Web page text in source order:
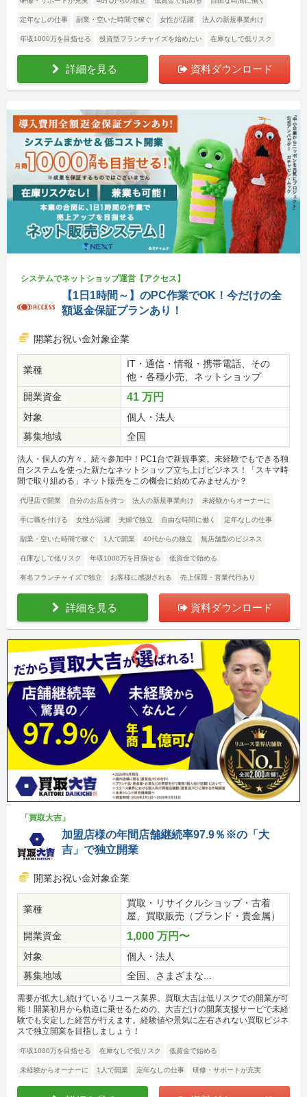
定年なしの仕事 副業・空いた時間で稼ぐ 女性が活躍 法人の新規事業向け
年収1000万を目指せる 投資型フランチャイズを始めたい 在庫なしで低リスク
詳細を見る 資料ダウンロード
システムでネットショップ運営【アクセス】
【1日1時間～】のPC作業でOK！今だけの全
額返金保証プランあり！
開業お祝い金対象企業
業種
IT・通信・情報・携帯電話、その
他・各種小売、ネットショップ
開業資金
41 万円
対象
個人・法人
募集地域
全国
法人・個人の方々、続々参加中！PC1台で新規事業。未経験でもできる独
自システムを使った新たなネットショップ立ち上げビジネス！「スキマ時
間で取り組める」ネット販売をこの機会に始めてみませんか？
代理店で開業 自分のお店を持つ 法人の新規事業向け 未経験からオーナーに
手に職を付ける 女性が活躍 夫婦で独立 自由な時間に働く 定年なしの仕事
副業・空いた時間で稼ぐ 1人で開業 40代からの独立 無店舗型のビジネス
在庫なしで低リスク 年収1000万を目指せる 低資金で始める
有名フランチャイズで独立 お客様に感謝される 売上保障・営業代行あり
詳細を見る 資料ダウンロード
「買取大吉」
加盟店様の年間店舗継続率97.9％※の「大
吉」で独立開業
開業お祝い金対象企業
業種
買取・リサイクルショップ・古着
屋、買取販売（ブランド・貴金属）
開業資金
1,000 万円〜
対象
個人・法人
募集地域
全国、さまざまな...
需要が拡大し続けているリユース業界。買取大吉は低リスクでの開業が可
能！開業初月から軌道に乗せるための、大吉だけの開業支援サービで未経
験でも安定した経営が行えます。経験値や景気に左右されない買取ビジネ
スで独立開業を目指しましょう！
年収1000万を目指せる 在庫なしで低リスク 低資金で始める
未経験からオーナーに 1人で開業 定年なしの仕事 研修・サポートが充実